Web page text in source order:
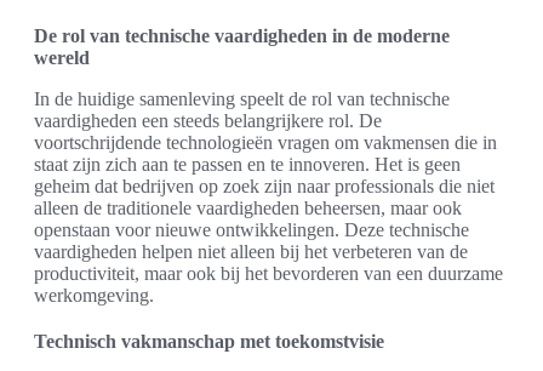
De rol van technische vaardigheden in de moderne
wereld
In de huidige samenleving speelt de rol van technische
vaardigheden een steeds belangrijkere rol. De
voortschrijdende technologieën vragen om vakmensen die in
staat zijn zich aan te passen en te innoveren. Het is geen
geheim dat bedrijven op zoek zijn naar professionals die niet
alleen de traditionele vaardigheden beheersen, maar ook
openstaan voor nieuwe ontwikkelingen. Deze technische
vaardigheden helpen niet alleen bij het verbeteren van de
productiviteit, maar ook bij het bevorderen van een duurzame
werkomgeving.
Technisch vakmanschap met toekomstvisie